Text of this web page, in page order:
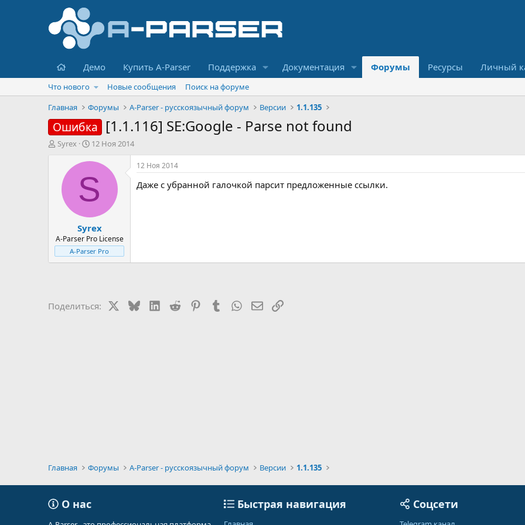
Главная
Демо Купить A-Parser Поддержка Документация Форумы Ресурсы Личный
Что нового Новые сообщения
Поиск на форуме
Главная
Форумы A-Parser - русскоязычный форум Версии 1.1.135
Ошибка [1.1.116] SE:Google - Parse not found
А
Syrex
Д
т
а
н
а
а
л
а
12 Ноя 2014
S
Syrex
A-Parser Pro License
A-Parser Pro
12 Ноя 2014
Даже с убранной галочкой парсит предложенные ссылки.
Поделиться: BlueskyLinkedIn
Reddit PinterestTumblrWhatsAppЭлектронная почта
Ссылка
Главная Форумы A-Parser - русскоязычный форум Версии 1.1.135
О нас Быстрая навигация Соцсети